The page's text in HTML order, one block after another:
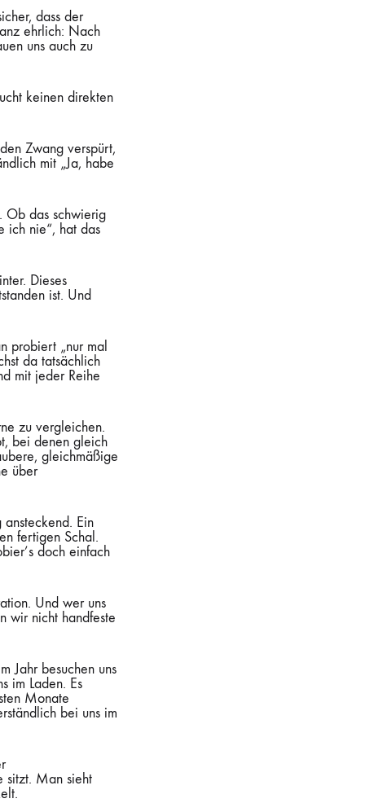
dass der
ehrlich: Nach
uns auch zu
keinen direkten
Zwang verspürt,
mit „Ja, habe
Ob das schwierig
ich nie“, hat das
Dieses
ist. Und
probiert „nur mal
da tatsächlich
mit jeder Reihe
zu vergleichen.
bei denen gleich
gleichmäßige
über
Ein
fertigen Schal.
doch einfach
Und wer uns
wir nicht handfeste
Jahr besuchen uns
im Laden. Es
Monate
bei uns im
sitzt. Man sieht